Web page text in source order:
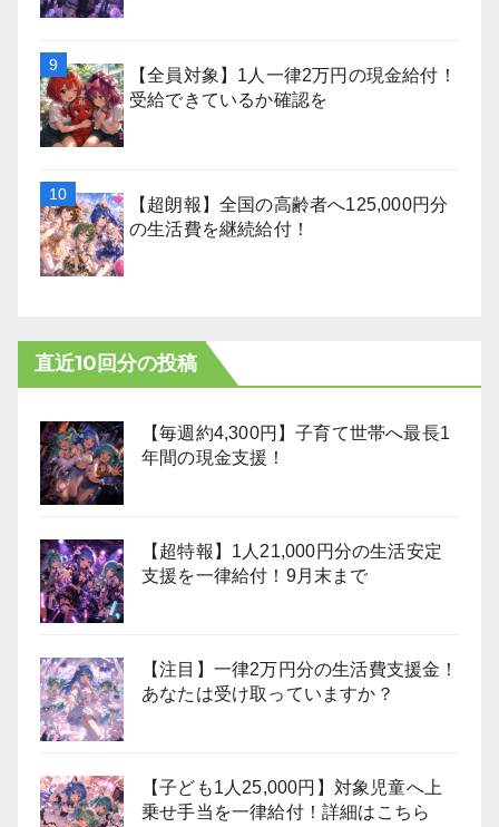
【全員対象】1人一律2万円の現金給付！
受給できているか確認を
【超朗報】全国の高齢者へ125,000円分
の生活費を継続給付！
直近10回分の投稿
【毎週約4,300円】子育て世帯へ最長1
年間の現金支援！
【超特報】1人21,000円分の生活安定
支援を一律給付！9月末まで
【注目】一律2万円分の生活費支援金！
あなたは受け取っていますか？
【子ども1人25,000円】対象児童へ上
乗せ手当を一律給付！詳細はこちら